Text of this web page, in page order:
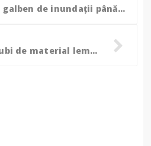
Botoșani: Cod galben de inundații până duminică la amiază!
VIDEO - Opt metri cubi de material lemnos și o autoutilitară, confiscate de polițiștii din Flămânzi!